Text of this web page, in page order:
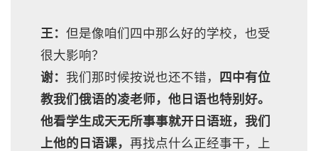
王： 但是像咱们四中那么好的学校，也受
很大影响？
谢： 我们那时候按说也还不错，
四中有位
教我们俄语的凌老师，他日语也特别好。
他看学生成天无所事事就开日语班，我们
上他的日语课， 再找点什么正经事干，上